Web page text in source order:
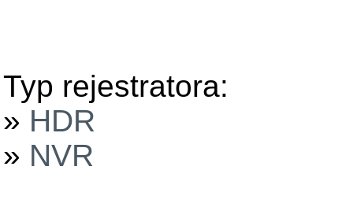
Typ rejestratora:
» HDR
» NVR